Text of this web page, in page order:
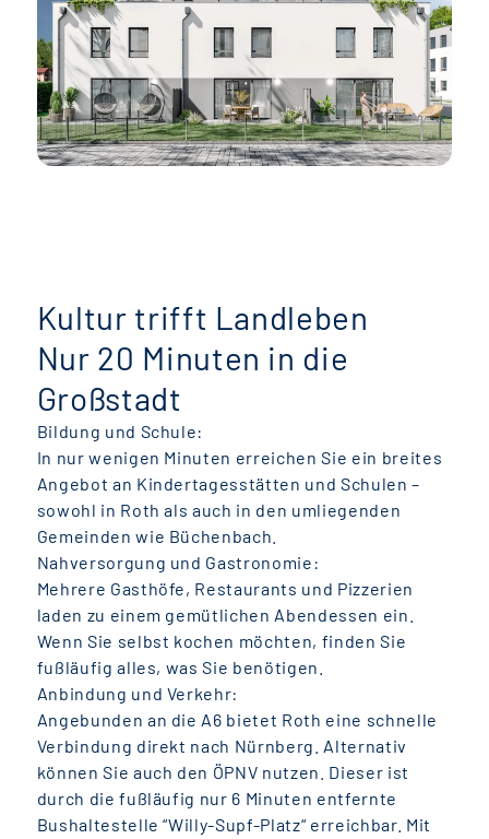
Kultur trifft Landleben
Nur 20 Minuten in die
Großstadt
Bildung und Schule:
In nur wenigen Minuten erreichen Sie ein breites
Angebot an Kindertagesstätten und Schulen –
sowohl in Roth als auch in den umliegenden
Gemeinden wie Büchenbach.
Nahversorgung und Gastronomie:
Mehrere Gasthöfe, Restaurants und Pizzerien
laden zu einem gemütlichen Abendessen ein.
Wenn Sie selbst kochen möchten, finden Sie
fußläufig alles, was Sie benötigen.
Anbindung und Verkehr:
Angebunden an die A6 bietet Roth eine schnelle
Verbindung direkt nach Nürnberg. Alternativ
können Sie auch den ÖPNV nutzen. Dieser ist
durch die fußläufig nur 6 Minuten entfernte
Bushaltestelle “Willy-Supf-Platz“ erreichbar. Mit